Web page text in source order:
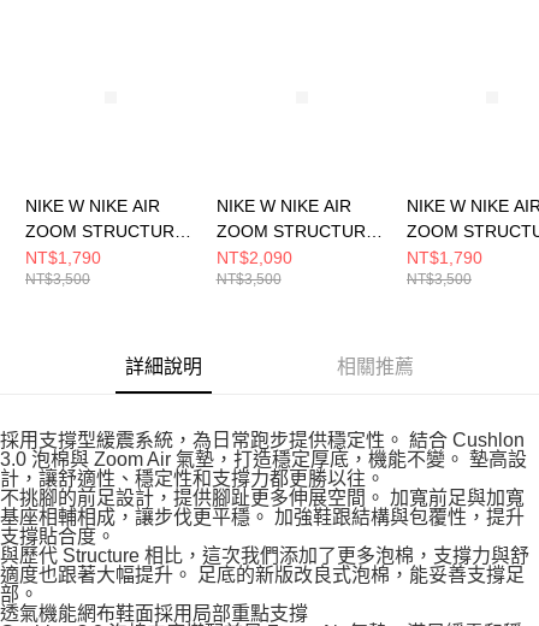
NIKE W NIKE AIR
ZOOM STRUCTURE
25 女 跑步鞋
DJ7884104
NT$1,790
NT$3,500
NIKE W NIKE AIR
ZOOM STRUCTURE
25 女 跑步鞋
DJ7884110
NT$2,090
NT$3,500
NIKE W NIKE
ZOOM
25 女 跑步鞋
HQ3466141
NT$1,790
NT$3,500
詳細說明 相關推薦
採用支撐型緩震系統，為日常跑步提供穩定性。 結合 Cushlon
3.0 泡棉與 Zoom Air 氣墊，打造穩定厚底，機能不變。 墊高設
計，讓舒適性、穩定性和支撐力都更勝以往。
不挑腳的前足設計，提供腳趾更多伸展空間。 加寬前足與加寬
基座相輔相成，讓步伐更平穩。 加強鞋跟結構與包覆性，提升
支撐貼合度。
與歷代 Structure 相比，這次我們添加了更多泡棉，支撐力與舒
適度也跟著大幅提升。 足底的新版改良式泡棉，能妥善支撐足
部。
透氣機能網布鞋面採用局部重點支撐